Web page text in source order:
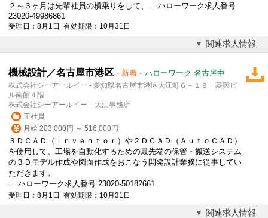
２～３ヶ月は先輩社員の横乗りをして、... ハローワーク求人番号
23020-49986861
受理日：8月1日 有効期限：10月31日
関連求人情報
機械設計／名古屋市港区 - 新着 - ハローワーク 名古屋中
株式会社シーアールイー - 愛知県名古屋市港区大江町６－１９ 菱興ビ
ル南館４階
株式会社シーアールイー 大江事務所
正社員
月給 203,000円 ～ 516,000円
３ＤＣＡＤ（Ｉｎｖｅｎｔｏｒ）や２ＤＣＡＤ（ＡｕｔｏＣＡＤ）
を使用して、工場を自動化するための最先端の保管・搬送システム
の３Ｄ モデル作成や図面作成をおこなう開発設計業務に従事してい
ただきます。
... ハローワーク求人番号 23020-50182661
受理日：8月1日 有効期限：10月31日
関連求人情報